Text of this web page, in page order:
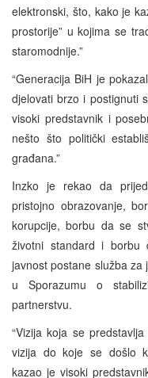
elektronski, što, kako je
prostorije” u kojima se
staromodnije.”
“Generacija BiH je
djelovati brzo i postignuti
visoki predstavnik i
nešto što politički
građana.”
Inzko je rekao da
pristojno obrazovanje,
korupcije, borbu da se
životni standard i borbu
javnost postane služba za
u Sporazumu o
partnerstvu.
“Vizija koja se
vizija do koje se došlo
kazao je visoki